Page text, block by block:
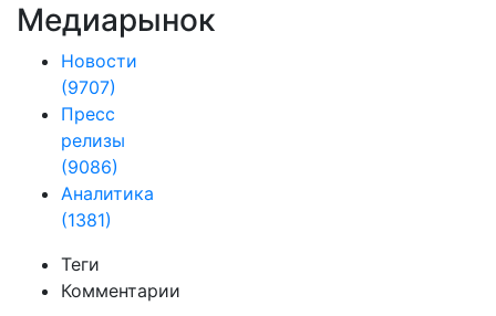
Медиарынок
Новости
(9707)
Пресс
релизы
(9086)
Аналитика
(1381)
Теги
Комментарии